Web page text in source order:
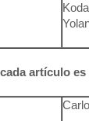
artículo